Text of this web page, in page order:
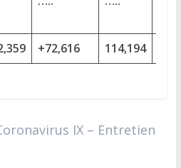
+72,616 114,194
IX – Entretien